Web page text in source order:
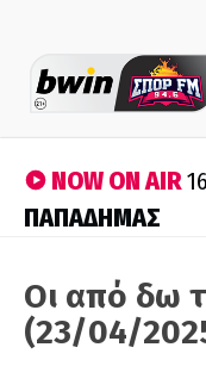
NOW ON AIR
ΠΑΠΑΔΗΜΑΣ
Οι από δω
(23/04/